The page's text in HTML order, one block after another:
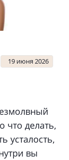
19 июня 2026
делать,
усталость,
вы